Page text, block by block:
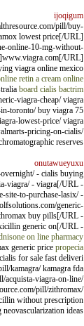
ijoqigum
pill/buy-
lowest price[/URL]
online-10-mg-without-
URL]
viagra online mexico
retin a cream online
board cialis bactrim
viagra-cheap/ viagra
toronto/ buy viagra 75
lowest-price/ viagra
pricing-on-cialis/
reserves.
onutawueyuxu
- cialis buying
viagra/ - viagra[/URL -
site-to-purchase-lasix/ -
generic-
buy pills[/URL -
generic on[/URL -
on line pharmacy
generic price propecia
for sale fast deliveri
kamagra/ kamagra fda
acquista-viagra-on-line/
pill/zithromax/
without prescription
ideas.